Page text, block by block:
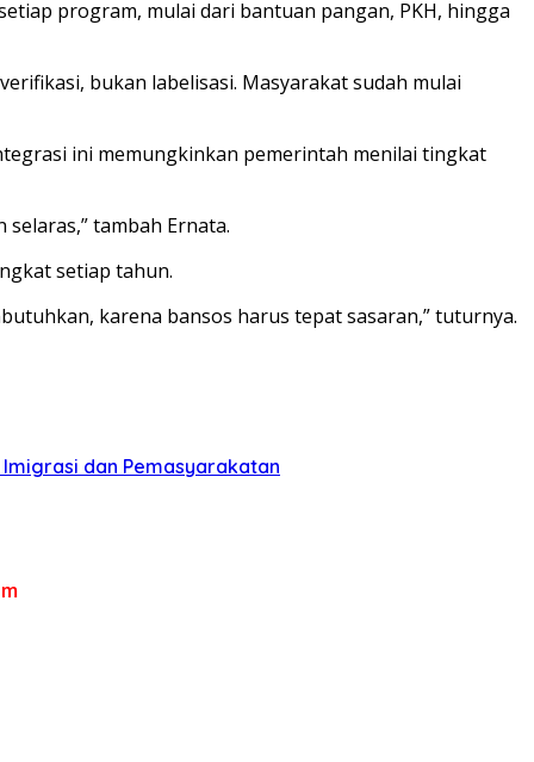
program, mulai dari bantuan pangan, PKH, hingga
bukan labelisasi. Masyarakat sudah mulai
ini memungkinkan pemerintah menilai tingkat
tambah Ernata.
setiap tahun.
karena bansos harus tepat sasaran,” tuturnya.
dan Pemasyarakatan